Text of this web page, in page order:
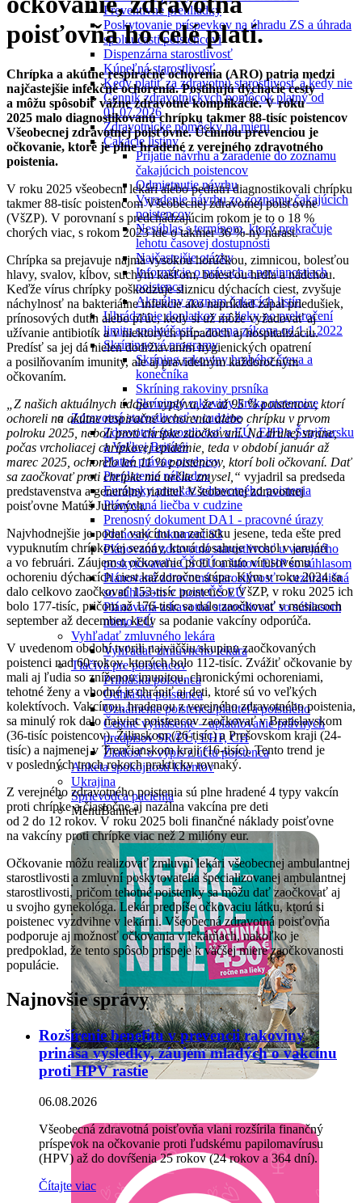
Preventívne prehliadky
Poskytovanie príspevkov na úhradu ZS a úhrada
spoluúčasti poistencovi
Dispenzárna starostlivosť
Kúpeľná starostlivosť
Kedy platiť za zdravotnú starostlivosť a kedy nie
Cenník zdravotníckych pomôcok platný od
01.07.2026
Zdravotnícke pomôcky na mieru
Čakacie listiny
Prijatie návrhu a zaradenie do zoznamu
čakajúcich poistencov
Odmietnutie návrhu
Vyradenie návrhu zo zoznamu čakajúcich
poistencov
Nesúhlas s termínom, ktorý prekračuje
lehotu časovej dostupnosti
Najčastejšie otázky
Informácie o právach a povinnostiach
poistenca
Aktuálny zoznam čakacích listín
Uhrádzanie doplatkov za lieky po prekročení
limitu spoluúčasti – zmena zákona od 1.1.2022
Skríningové programy
Skríning rakoviny hrubého čreva a
konečníka
Skríning rakoviny prsníka
Skríningy rakoviny krčka maternice
Zdravotná starostlivosť v cudzine
Zdravotná starostlivosť v EÚ, EHP a Švajčiarsku
a Veľkej Británii
Platné právne predpisy
Preplatenie nákladov
Európsky preukaz zdravotného poistenia
Plánovaná liečba v cudzine
Prenosný dokument DA1 - pracovné úrazy
Prenosný dokument S3
Plánovaná zdravotná starostlivosť u verejného
poskytovateľa ČŠ EÚ a štátov EHP so súhlasom
Plánovaná zdravotná starostlivosť – cezhraničná
so súhlasom v inom ČŠ EÚ
Plánovaná zdravotná starostlivosť so súhlasom
mimo EÚ
Vyhľadať zmluvného lekára
Vyhľadať zmluvného lekára
Tlačivá pre poistencov
Prihláška poistenca
Odhláška poistenca
Oznámenie poistenca/platiteľa poistného
Čestné vyhlásenie – uplatňovanie právnych
predpisov SR/EÚ, EHP, CH
Žiadosť o výpis z účtu poistenca
Anketa spokojnosti klientov
Ukrajina
Sprievodca pacienta
MenuBanner
poisťovňa ho celé platí.
Chrípka a akútne respiračné ochorenia (ARO) patria medzi
najčastejšie infekčné ochorenia. Postihujú dýchacie cesty
a môžu spôsobiť vážne zdravotné komplikácie. V roku
2025 malo diagnostikovanú chrípku takmer 88-tisíc poistencov
Všeobecnej zdravotnej poisťovne. Účinnou prevenciou je
očkovanie, ktoré je plne hradené z verejného zdravotného
poistenia.
V roku 2025 všeobecní lekári alebo pediatri diagnostikovali chrípku
takmer 88-tisíc poistencom Všeobecnej zdravotnej poisťovne
(VšZP). V porovnaní s predchádzajúcim rokom je to o 18 %
chorých viac, s rokom 2023 ide o takmer 36 %-ný nárast.
Chrípka sa prejavuje najmä vysokou horúčkou, zimnicou, bolesťou
hlavy, svalov, kĺbov, suchým kašľom, bolesťou hrdla a nádchou.
Keďže vírus chrípky poškodzuje sliznicu dýchacích ciest, zvyšuje
náchylnosť na bakteriálne infekcie ako napríklad zápal priedušiek,
prínosových dutín alebo pľúc, kedy si už môže vyžadovať aj
užívanie antibiotík a v niektorých prípadoch aj hospitalizáciu.
Predísť sa jej dá nielen dodržiavaním hygienických opatrení
a posilňovaním imunity, ale aj pravidelným každoročným
očkovaním.
„Z našich aktuálnych údajov vyplýva, že až 95 % poistencov, ktorí
ochoreli na akútne respiračné ochorenia alebo chrípku v prvom
polroku 2025, neboli proti chrípke zaočkovaní. Na druhej strane,
počas vrcholiacej chrípkovej epidémie, teda v období január až
marec 2025, ochorelo len 11 % poistencov, ktorí boli očkovaní. Dať
sa zaočkovať proti chrípke má určite zmysel,“ vyjadril sa predseda
predstavenstva a generálny riaditeľ Všeobecnej zdravotnej
poisťovne Matúš Jurových.
Najvhodnejšie je podať vakcínu na začiatku jesene, teda ešte pred
vypuknutím chrípkovej sezóny, ktorá dosahuje vrchol v januári
a vo februári. Záujem o očkovanie proti tomuto vírusovému
ochoreniu dýchacích ciest každoročne stúpa. Kým v roku 2024 sa
dalo celkovo zaočkovať 153-tisíc poistencov VšZP, v roku 2025 ich
bolo 177-tisíc, pričom až 176-tisíc sa dalo zaočkovať v mesiacoch
september až december, kedy sa podanie vakcíny odporúča.
V uvedenom období tvorili najväčšiu skupinu zaočkovaných
poistenci nad 60 rokov, ktorých bolo 112-tisíc. Zvážiť očkovanie by
mali aj ľudia so zníženou imunitou, chronickými ochoreniami,
tehotné ženy a vhodné je chrániť aj deti, ktoré sú vo veľkých
kolektívoch. Vakcínou, hradenou z verejného zdravotného poistenia,
sa minulý rok dalo najviac poistencov zaočkovať v Bratislavskom
(36-tisíc poistencov), Žilinskom (26-tisíc) a Prešovskom kraji (24-
tisíc) a najmenej v Trenčianskom kraji (16-tisíc). Tento trend je
v posledných troch rokoch prakticky rovnaký.
Z verejného zdravotného poistenia sú plne hradené 4 typy vakcín
proti chrípke a čiastočne aj nazálna vakcína pre deti
od 2 do 12 rokov. V roku 2025 boli finančné náklady poisťovne
na vakcíny proti chrípke viac než 2 milióny eur.
Očkovanie môžu realizovať zmluvní lekári všeobecnej ambulantnej
starostlivosti a zmluvní poskytovatelia špecializovanej ambulantnej
starostlivosti, pričom tehotné poistenky sa môžu dať zaočkovať aj
u svojho gynekológa. Lekár predpíše očkovaciu látku, ktorú si
poistenec vyzdvihne v lekárni. Všeobecná zdravotná poisťovňa
podporuje aj možnosť očkovania v lekárňach, nakoľko je
predpoklad, že tento spôsob prispeje k väčšej miere zaočkovanosti
populácie.
Najnovšie správy
Rozšírenie benefitu v prevencii rakoviny
prináša výsledky, záujem mladých o vakcínu
proti HPV rastie
06.08.2026
Všeobecná zdravotná poisťovňa vlani rozšírila finančný
príspevok na očkovanie proti ľudskému papilomavírusu
(HPV) až do dovŕšenia 25 rokov (24 rokov a 364 dní).
Čítajte viac